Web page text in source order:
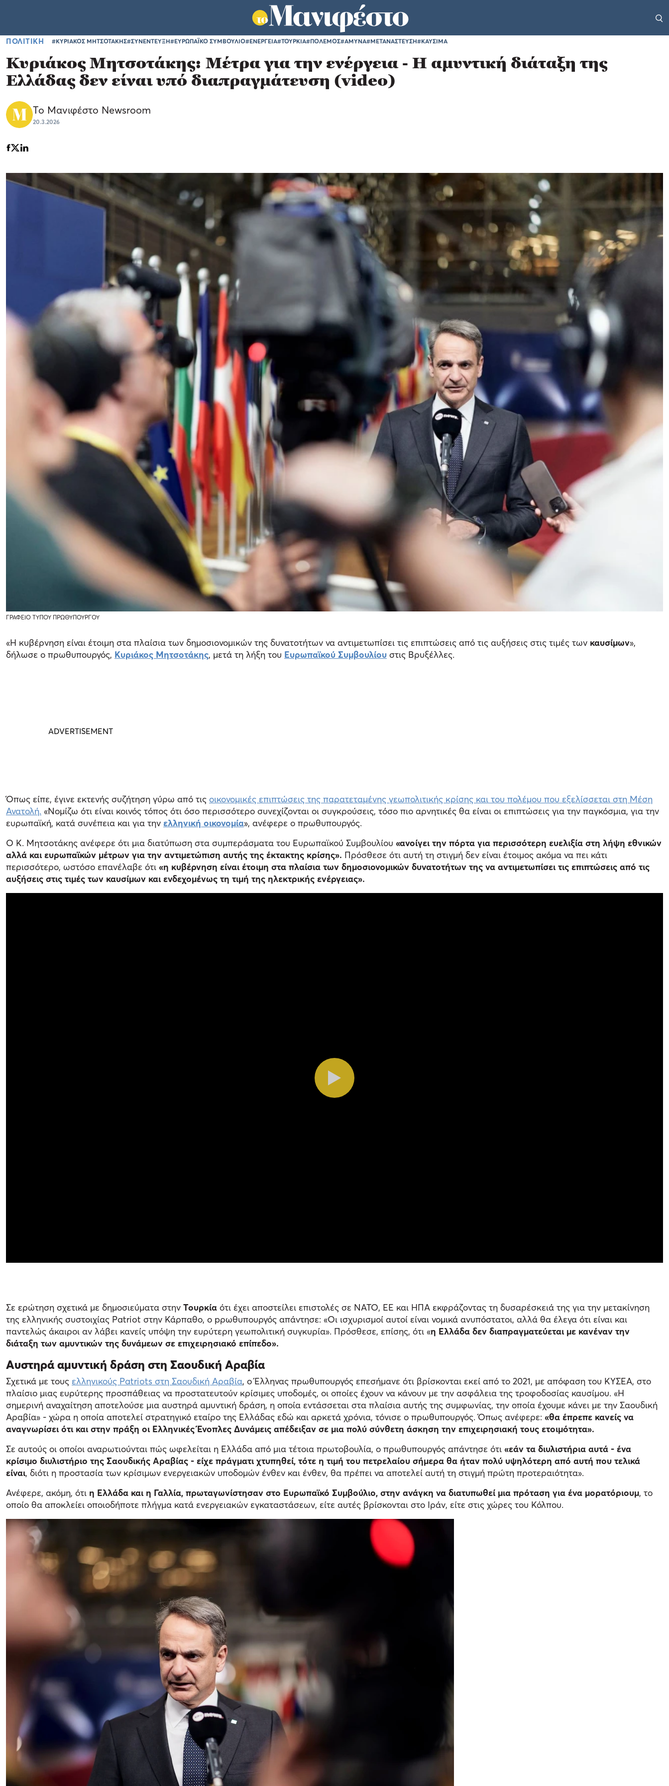
ΠΟΛΙΤΙΚΗ #ΚΥΡΙΑΚΟΣ ΜΗΤΣΟΤΑΚΗΣ#ΣΥΝΕΝΤΕΥΞΗ#ΕΥΡΩΠΑΪΚΟ ΣΥΜΒΟΥΛΙΟ#ΕΝΕΡΓΕΙΑ#ΤΟΥΡΚΙΑ#ΠΟΛΕΜΟΣ#ΑΜΥΝΑ#ΜΕΤΑΝΑΣΤΕΥΣΗ#ΚΑΥΣΙΜΑ
Κυριάκος Μητσοτάκης: Μέτρα για την ενέργεια - Η αμυντική διάταξη της
Ελλάδας δεν είναι υπό διαπραγμάτευση (video)
Το Μανιφέστο Newsroom
20.3.2026
ΓΡΑΦΕΙΟ ΤΥΠΟΥ ΠΡΩΘΥΠΟΥΡΓΟΥ
«Η κυβέρνηση είναι έτοιμη στα πλαίσια των δημοσιονομικών της δυνατοτήτων να αντιμετωπίσει τις επιπτώσεις από τις αυξήσεις στις τιμές των καυσίμων»,
δήλωσε ο πρωθυπουργός, Κυριάκος Μητσοτάκης, μετά τη λήξη του Ευρωπαϊκού Συμβουλίου στις Βρυξέλλες.
Όπως είπε, έγινε εκτενής συζήτηση γύρω από τις οικονομικές επιπτώσεις της παρατεταμένης γεωπολιτικής κρίσης και του πολέμου που εξελίσσεται στη Μέση
Ανατολή. «Νομίζω ότι είναι κοινός τόπος ότι όσο περισσότερο συνεχίζονται οι συγκρούσεις, τόσο πιο αρνητικές θα είναι οι επιπτώσεις για την παγκόσμια, για την
ευρωπαϊκή, κατά συνέπεια και για την ελληνική οικονομία», ανέφερε ο πρωθυπουργός.
Ο Κ. Μητσοτάκης ανέφερε ότι μια διατύπωση στα συμπεράσματα του Ευρωπαϊκού Συμβουλίου «ανοίγει την πόρτα για περισσότερη ευελιξία στη λήψη εθνικών
αλλά και ευρωπαϊκών μέτρων για την αντιμετώπιση αυτής της έκτακτης κρίσης». Πρόσθεσε ότι αυτή τη στιγμή δεν είναι έτοιμος ακόμα να πει κάτι
περισσότερο, ωστόσο επανέλαβε ότι «η κυβέρνηση είναι έτοιμη στα πλαίσια των δημοσιονομικών δυνατοτήτων της να αντιμετωπίσει τις επιπτώσεις από τις
αυξήσεις στις τιμές των καυσίμων και ενδεχομένως τη τιμή της ηλεκτρικής ενέργειας».
Σε ερώτηση σχετικά με δημοσιεύματα στην Τουρκία ότι έχει αποστείλει επιστολές σε ΝΑΤΟ, ΕΕ και ΗΠΑ εκφράζοντας τη δυσαρέσκειά της για την μετακίνηση
της ελληνικής συστοιχίας Patriot στην Κάρπαθο, ο pρωθυπουργός απάντησε: «Οι ισχυρισμοί αυτοί είναι νομικά ανυπόστατοι, αλλά θα έλεγα ότι είναι και
παντελώς άκαιροι αν λάβει κανείς υπόψη την ευρύτερη γεωπολιτική συγκυρία». Πρόσθεσε, επίσης, ότι «η Ελλάδα δεν διαπραγματεύεται με κανέναν την
διάταξη των αμυντικών της δυνάμεων σε επιχειρησιακό επίπεδο».
Aυστηρά αμυντική δράση στη Σαουδική Αραβία
Σχετικά με τους ελληνικούς Patriots στη Σαουδική Αραβία, ο Έλληνας πρωθυπουργός επεσήμανε ότι βρίσκονται εκεί από το 2021, με απόφαση του ΚΥΣΕΑ, στο
πλαίσιο μιας ευρύτερης προσπάθειας να προστατευτούν κρίσιμες υποδομές, οι οποίες έχουν να κάνουν με την ασφάλεια της τροφοδοσίας καυσίμου. «Η
σημερινή αναχαίτηση αποτελούσε μια αυστηρά αμυντική δράση, η οποία εντάσσεται στα πλαίσια αυτής της συμφωνίας, την οποία έχουμε κάνει με την Σαουδική
Αραβία» - χώρα η οποία αποτελεί στρατηγικό εταίρο της Ελλάδας εδώ και αρκετά χρόνια, τόνισε ο πρωθυπουργός. Όπως ανέφερε: «θα έπρεπε κανείς να
αναγνωρίσει ότι και στην πράξη οι Ελληνικές Ένοπλες Δυνάμεις απέδειξαν σε μια πολύ σύνθετη άσκηση την επιχειρησιακή τους ετοιμότητα».
Σε αυτούς οι οποίοι αναρωτιούνται πώς ωφελείται η Ελλάδα από μια τέτοια πρωτοβουλία, ο πρωθυπουργός απάντησε ότι «εάν τα διυλιστήρια αυτά - ένα
κρίσιμο διυλιστήριο της Σαουδικής Αραβίας - είχε πράγματι χτυπηθεί, τότε η τιμή του πετρελαίου σήμερα θα ήταν πολύ υψηλότερη από αυτή που τελικά
είναι, διότι η προστασία των κρίσιμων ενεργειακών υποδομών ένθεν και ένθεν, θα πρέπει να αποτελεί αυτή τη στιγμή πρώτη προτεραιότητα».
Ανέφερε, ακόμη, ότι η Ελλάδα και η Γαλλία, πρωταγωνίστησαν στο Ευρωπαϊκό Συμβούλιο, στην ανάγκη να διατυπωθεί μια πρόταση για ένα μορατόριουμ, το
οποίο θα αποκλείει οποιοδήποτε πλήγμα κατά ενεργειακών εγκαταστάσεων, είτε αυτές βρίσκονται στο Ιράν, είτε στις χώρες του Κόλπου.